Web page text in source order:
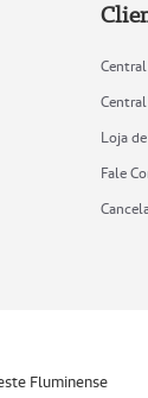
Loja
Fale
Fluminense